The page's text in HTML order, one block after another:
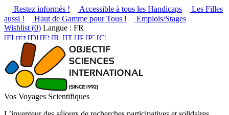
Restez informés ! Accessible à tous les Handicaps
Les Filles
aussi !
Haut de Gamme pour Tous !
Emplois/Stages
Wishlist (0) Langue : FR
Vos Voyages Scientifiques